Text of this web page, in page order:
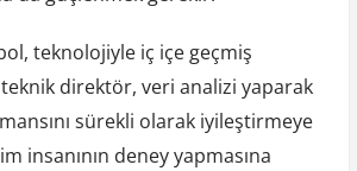
teknolojiyle iç içe geçmiş
direktör, veri analizi yaparak
sürekli olarak iyileştirmeye
insanının deney yapmasına